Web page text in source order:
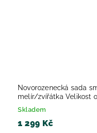
Novorozenecká sada
melír/zvířátka Velikost
Skladem
1 299 Kč